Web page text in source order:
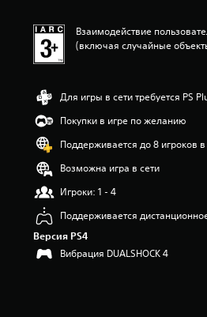
Взаимодействие
(включая случайные
Для игры в сети требуется PS
Покупки в игре по желанию
Поддерживается до 8 игроков в
Возможна игра в сети
Игроки: 1 - 4
Поддерживается
Версия PS4
Вибрация DUALSHOCK 4